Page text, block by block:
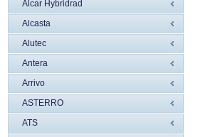
Alcar Hybridrad
Alcasta
Alutec
Antera
Arrivo
ASTERRO
ATS